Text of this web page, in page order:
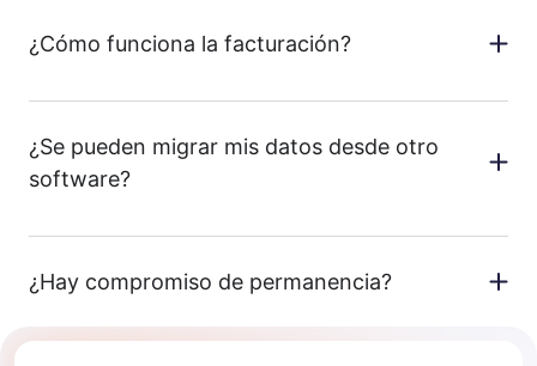
¿Cómo funciona la facturación?
¿Se pueden migrar mis datos desde otro
software?
¿Hay compromiso de permanencia?